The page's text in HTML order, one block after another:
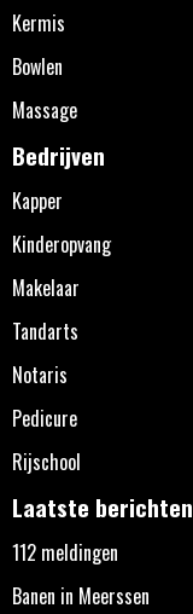
Kermis
Bowlen
Massage
Bedrijven
Kapper
Kinderopvang
Makelaar
Tandarts
Notaris
Pedicure
Rijschool
Laatste berichten
112 meldingen
Banen in Meerssen